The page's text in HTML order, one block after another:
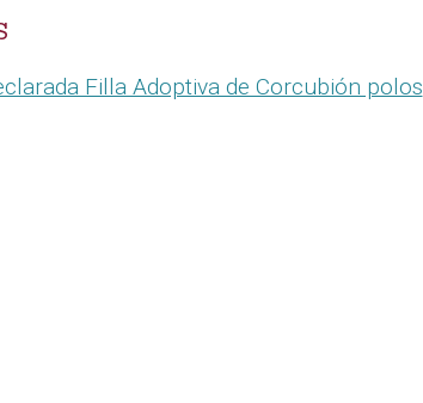
Filla Adoptiva de Corcubión polos